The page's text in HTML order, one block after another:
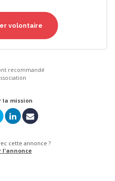
volontaire
recommandé
la mission
cette annonce ?
l'annonce